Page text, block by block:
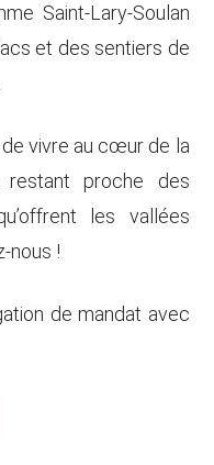
Saint-Lary-Soulan
et des sentiers de
vivre au cœur de la
restant proche des
les vallées
nous !
de mandat avec